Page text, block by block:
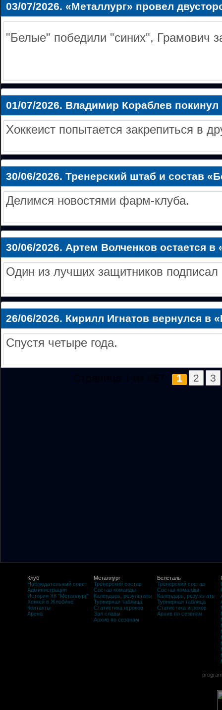
03/07/2026. «Металлург» провел
"Белые" победили "синих", Грамович
01/07/2026. Владимир Кораблев покинул
Хоккеист попытается закрепиться в
30/06/2026. Тренерский штаб и состав
Делимся новостями фарм-клуба.
30/06/2026. Артем Волченков остается в
Один из лучших защитников подписал
26/06/2026. Кирилл Игнатов вернулся в
Спустя четыре года.
1 2 3
Клуб
Наблюдательный совет
Администрация
История ХК "Металлург"
Хоккей в Жлобине
Контакты
Арена
Металлург
Тренерский состав
Состав команды
Календарь, результаты
Турнирная таблица
Статистика игроков
Зал славы
Архив по сезонам
Белсталь
Тренерский состав
Состав команды
Календарь, результаты
Турнирная таблица
Статистика игроков
Архив по сезонам